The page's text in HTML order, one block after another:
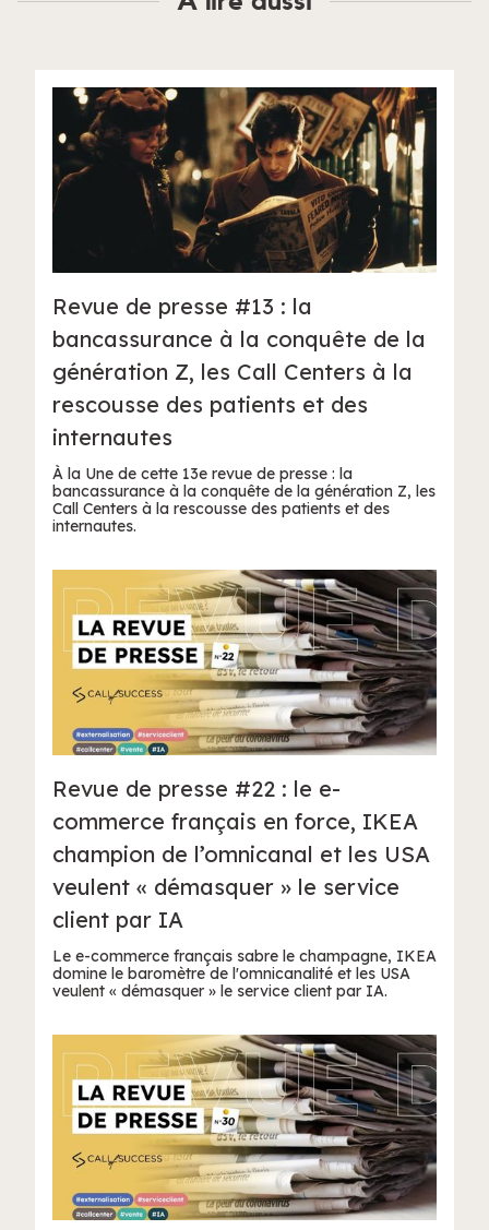
Revue de presse #13 : la
bancassurance à la conquête de la
génération Z, les Call Centers à la
rescousse des patients et des
internautes
À la Une de cette 13e revue de presse : la
bancassurance à la conquête de la génération Z, les
Call Centers à la rescousse des patients et des
internautes.
Revue de presse #22 : le e-
commerce français en force, IKEA
champion de l’omnicanal et les USA
veulent « démasquer » le service
client par IA
Le e-commerce français sabre le champagne, IKEA
domine le baromètre de l'omnicanalité et les USA
veulent « démasquer » le service client par IA.